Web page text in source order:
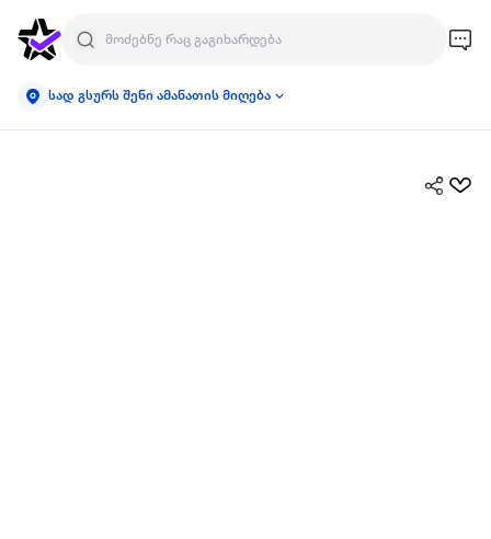
სად გსურს შენი ამანათის მიღება